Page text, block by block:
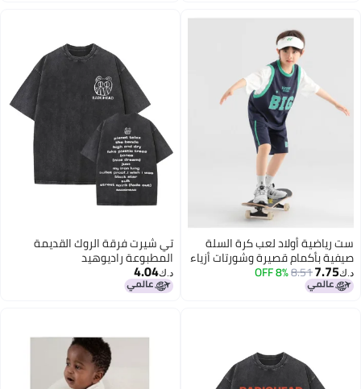
ست رياضية أولاد لعب كرة السلة
صيفية بأكمام قصيرة وشورتات أزياء
قطعتين مزيفة ألوان كتلة شبكة
تنفس موضة رياضية
د.ك‏7.75
8.51
8% OFF
تي شيرت فرقة الروك القديمة
المطبوعة راديوهيد
د.ك‏4.04